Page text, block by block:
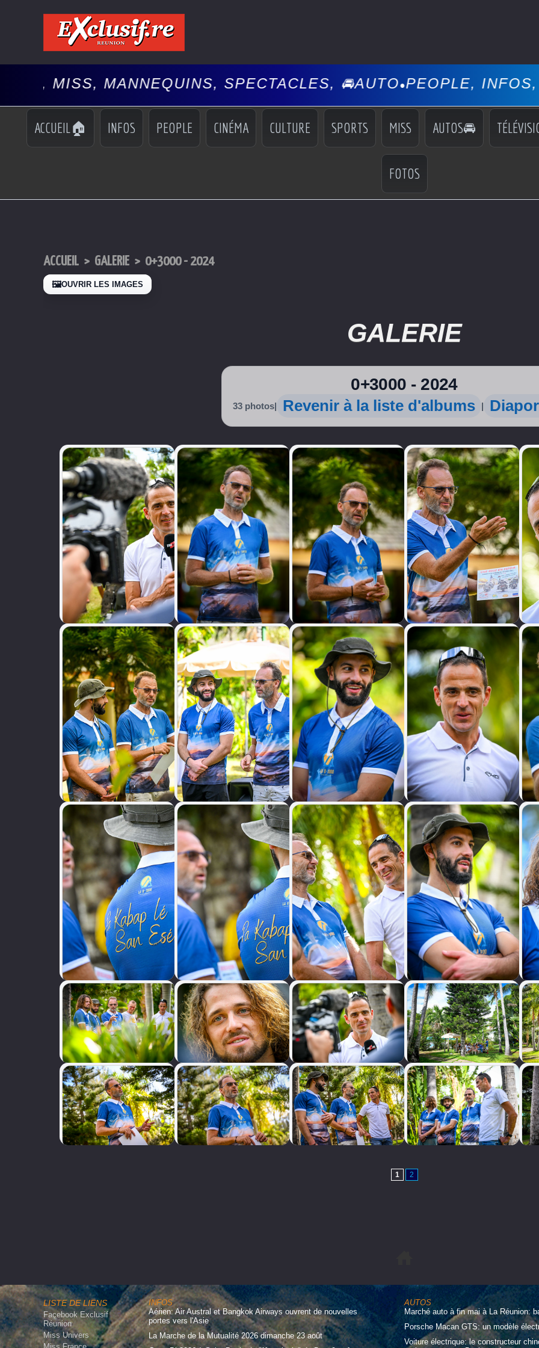
MANNEQUINS, SPECTACLES, 🚘AUTO•PEOPLE, INFOS,
ACCUEIL🏠 INFOS PEOPLE CINÉMA CULTURE SPORTS MISS AUTOS🚘
FOTOS
ACCUEIL > GALERIE > 0+3000 - 2024
🖼️OUVRIR LES IMAGES
GALERIE
0+3000 - 2024
33 photos| Revenir à la liste d'albums |
1 2
LISTE DE LIENS
Facebook Exclusif
Réunion
Miss Univers
INFOS
Aérien: Air Austral et Bangkok Airways ouvrent de nouvelles
portes vers l'Asie
La Marche de la Mutualité 2026 dimanche 23 août
AUTOS
Marché auto à fin mai à La Réunion:
Porsche Macan GTS: un modèle
Voiture électrique: le constructeur